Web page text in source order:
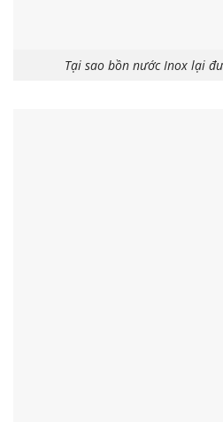
Tại sao bồn nước Inox lại